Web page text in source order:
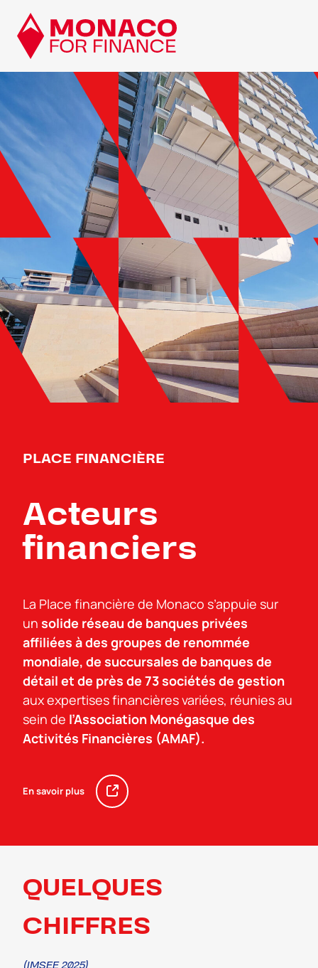
PLACE FINANCIÈRE
Acteurs
financiers
La Place financière de Monaco s’appuie sur
un solide réseau de banques privées
affiliées à des groupes de renommée
mondiale, de succursales de banques de
détail et de près de 73 sociétés de gestion
aux expertises financières variées, réunies au
sein de l’Association Monégasque des
Activités Financières (AMAF).
En savoir plus
QUELQUES
CHIFFRES